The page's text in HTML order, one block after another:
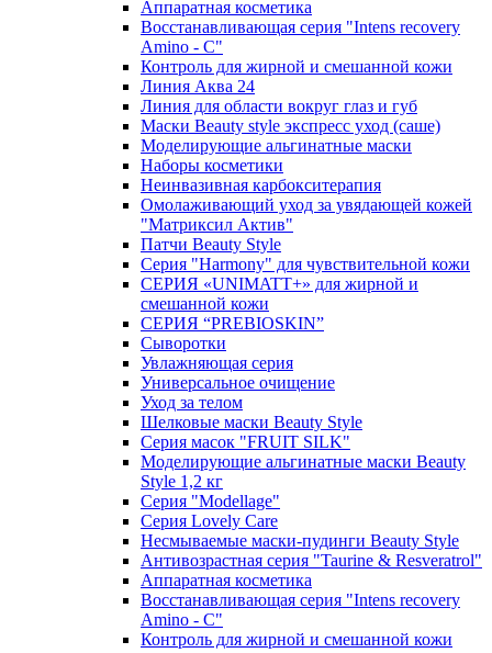
Аппаратная косметика
Восстанавливающая серия "Intens recovery
Amino - C"
Контроль для жирной и смешанной кожи
Линия Аква 24
Линия для области вокруг глаз и губ
Маски Beauty style экспресс уход (саше)
Моделирующие альгинатные маски
Наборы косметики
Неинвазивная карбокситерапия
Омолаживающий уход за увядающей кожей
"Матриксил Актив"
Патчи Beauty Style
Серия "Harmony" для чувствительной кожи
СЕРИЯ «UNIMATT+» для жирной и
смешанной кожи
СЕРИЯ “PREBIOSKIN”
Сыворотки
Увлажняющая серия
Универсальное очищение
Уход за телом
Шелковые маски Beauty Style
Серия масок "FRUIT SILK"
Моделирующие альгинатные маски Beauty
Style 1,2 кг
Серия "Modellage"
Cерия Lovely Care
Несмываемые маски-пудинги Beauty Style
Антивозрастная серия "Taurine & Resveratrol"
Аппаратная косметика
Восстанавливающая серия "Intens recovery
Amino - C"
Контроль для жирной и смешанной кожи